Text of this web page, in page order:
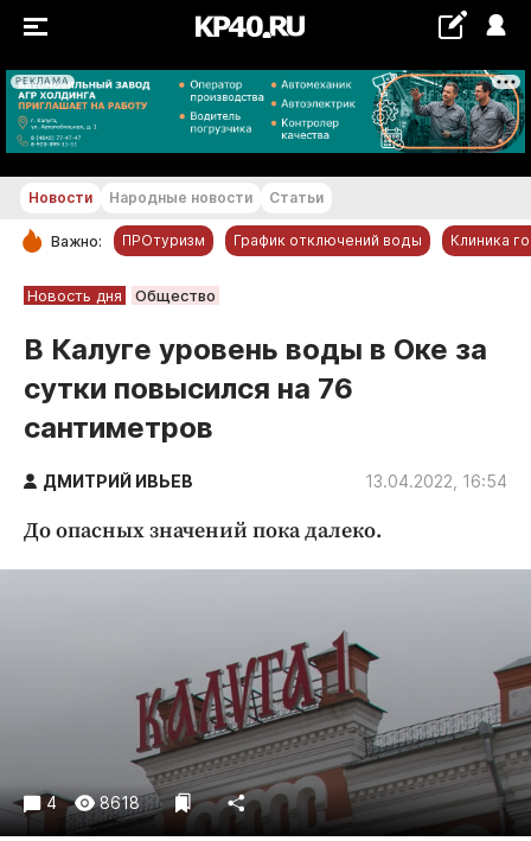
РЕКЛАМА
+29...+30 °С
РУБРИКИ
Новости компаний
Статьи
Народные новости
Авто и транспорт
Общество
Погода
Праздники
Происшествия
Спорт
Новости Народные новости Статьи
Важно: ПРОтуризм График отключений воды Клиника
Новость дня Общество
В Калуге уровень воды в Оке за
сутки повысился на 76
сантиметров
ДМИТРИЙ ИВЬЕВ 13.04.2022, 16:54
До опасных значений пока далеко.
4 8618